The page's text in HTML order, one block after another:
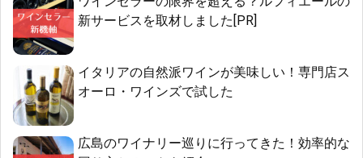
新サービスを取材しました[PR]
イタリアの自然派ワインが美味しい！専門店ス
オーロ・ワインズで試した
広島のワイナリー巡りに行ってきた！効率的な